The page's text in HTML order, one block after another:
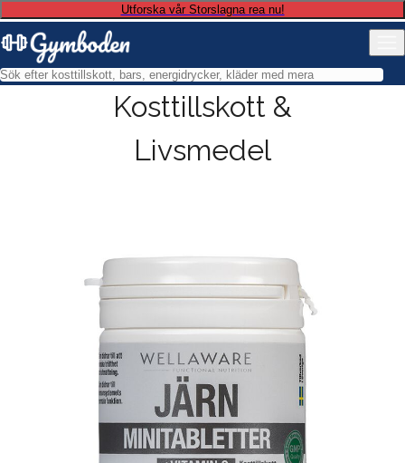
Utforska vår Storslagna rea nu!
Kosttillskott &
Livsmedel